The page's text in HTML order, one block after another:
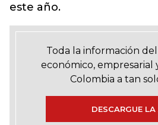
este año.
Toda la información
económico, empresarial
Colombia a tan
DESCARGUE LA